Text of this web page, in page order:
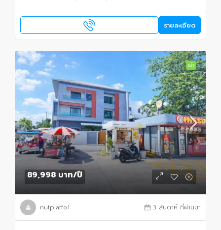
รายละเอียด
เช่า
89,998 บาท/ปี
nutplatfo1 3 สัปดาห์ ที่ผ่านมา